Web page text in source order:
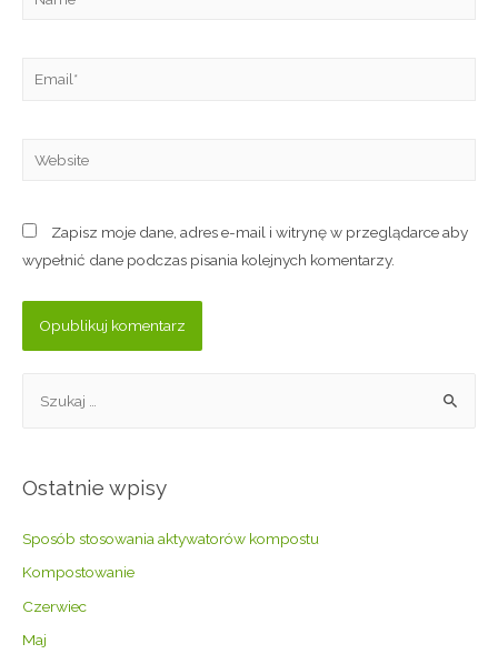
Zapisz moje dane, adres e-mail i witrynę w przeglądarce aby
wypełnić dane podczas pisania kolejnych komentarzy.
Ostatnie wpisy
Sposób stosowania aktywatorów kompostu
Kompostowanie
Czerwiec
Maj